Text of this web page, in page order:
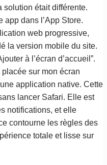
solution était différente.
app dans l’App Store.
web progressive,
la version mobile du site.
à l’écran d’accueil”.
sur mon écran
application native. Cette
lancer Safari. Elle est
notifications, et elle
contourne les règles des
totale et lisse sur